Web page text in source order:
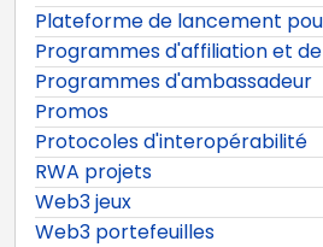
Plateforme de lancement
Programmes d'affiliation et
Programmes d'ambassadeur
Promos
Protocoles d'interopérabilité
RWA projets
Web3 jeux
Web3 portefeuilles